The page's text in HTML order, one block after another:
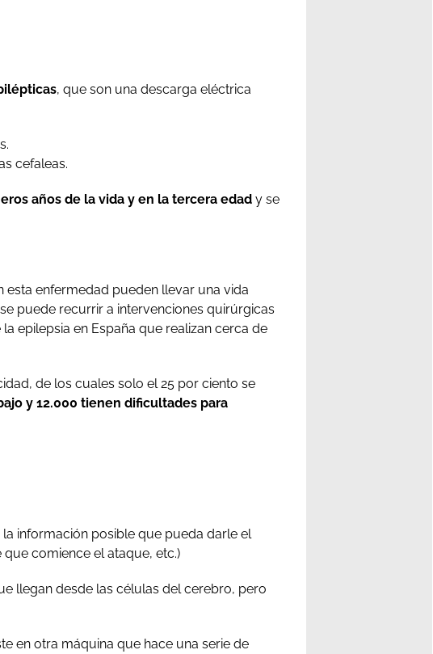
, que son una descarga eléctrica
cefaleas.
años de la vida y en la tercera edad y se
esta enfermedad pueden llevar una vida
puede recurrir a intervenciones quirúrgicas
epilepsia en España que realizan cerca de
de los cuales solo el 25 por ciento se
y 12.000 tienen dificultades para
información posible que pueda darle el
comience el ataque, etc.)
llegan desde las células del cerebro, pero
en otra máquina que hace una serie de